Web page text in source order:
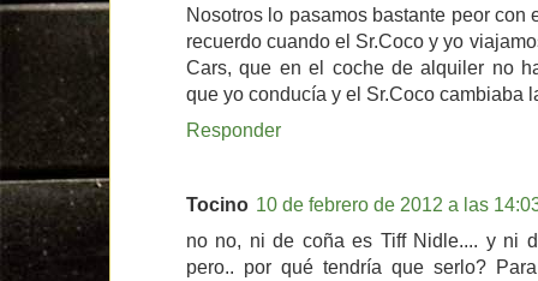
Nosotros lo pasamos bastante peor con
recuerdo cuando el Sr.Coco y yo
Cars, que en el coche de alquiler no
que yo conducía y el Sr.Coco cambiaba
Responder
Tocino 10 de febrero de 2012 a las
no no, ni de coña es Tiff Nidle.... y ni
pero.. por qué tendría que serlo?